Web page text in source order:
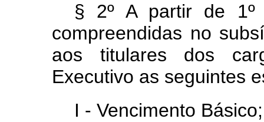
§ 2º A partir de 1º
compreendidas no
aos titulares dos
Executivo as seguintes
I - Vencimento Básico;